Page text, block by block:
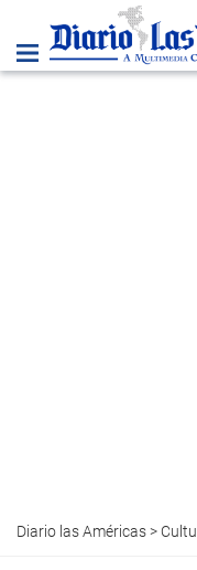
Diario las Américas>